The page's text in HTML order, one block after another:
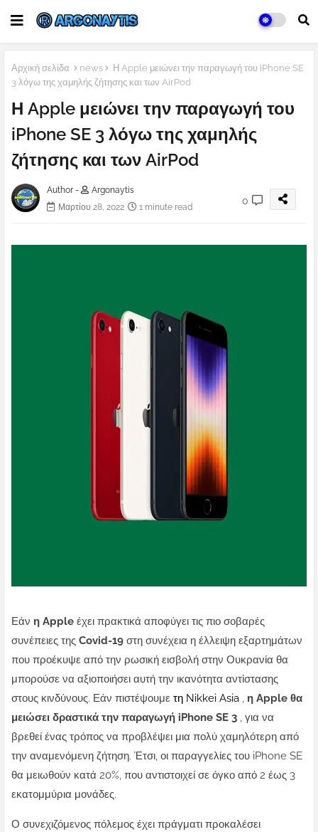
Αρχική σελίδα news
Η Apple μειώνει την παραγωγή του iPhone SE
3 λόγω της χαμηλής ζήτησης και των AirPod
Η Apple μειώνει την παραγωγή του
iPhone SE 3 λόγω της χαμηλής
ζήτησης και των AirPod
Author -
Argonaytis
Μαρτίου 28, 2022
1 minute read
0
Εάν η Apple έχει πρακτικά αποφύγει τις πιο σοβαρές
συνέπειες της Covid-19 στη συνέχεια η έλλειψη εξαρτημάτων
που προέκυψε από την ρωσική εισβολή στην Ουκρανία θα
μπορούσε να αξιοποιήσει αυτή την ικανότητα αντίστασης
στους κινδύνους. Εάν πιστέψουμε τη Nikkei Asia , η Apple θα
μειώσει δραστικά την παραγωγή iPhone SE 3 , για να
βρεθεί ένας τρόπος να προβλέψει μια πολύ χαμηλότερη από
την αναμενόμενη ζήτηση. Έτσι, οι παραγγελίες του iPhone SE
θα μειωθούν κατά 20%, που αντιστοιχεί σε όγκο από 2 έως 3
εκατομμύρια μονάδες.
Ο συνεχιζόμενος πόλεμος έχει πράγματι προκαλέσει